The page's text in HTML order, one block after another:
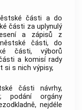
části a do
části za uplynulý
a zápisů z
části, do
části, výborů
a komisí rady
s nich výpisy,
části návrhy,
podání orgány
nejdéle